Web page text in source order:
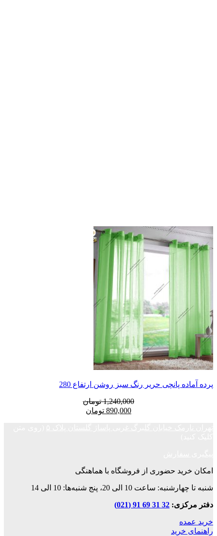
پانچی حریر رنگ سبز روشن ارتفاع 280
تومان
قیمت
اصلی:
تومان
قیمت
فعلی:
حضوری از فروشگاه با هماهنگی
10 الی 20، پنج شنبه‌ها: 10 الی 14
32 31 69 91 (021)